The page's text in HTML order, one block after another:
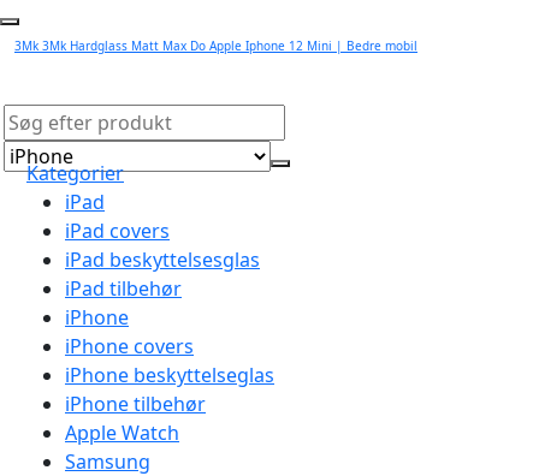
3Mk 3Mk Hardglass Matt Max Do Apple Iphone 12 Mini | Bedre mobil
Kategorier
iPad
iPad covers
iPad beskyttelsesglas
iPad tilbehør
iPhone
iPhone covers
iPhone beskyttelseglas
iPhone tilbehør
Apple Watch
Samsung